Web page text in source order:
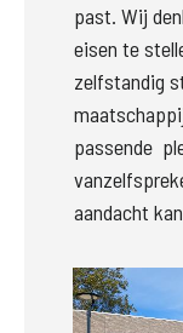
past. Wij
eisen te
zelfstandig
passende
aandacht